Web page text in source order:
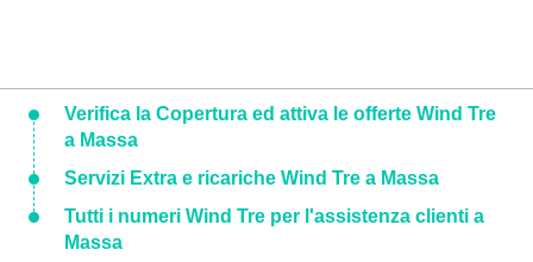
Verifica la Copertura ed attiva le offerte Wind Tre
a Massa
Servizi Extra e ricariche Wind Tre a Massa
Tutti i numeri Wind Tre per l'assistenza clienti a
Massa